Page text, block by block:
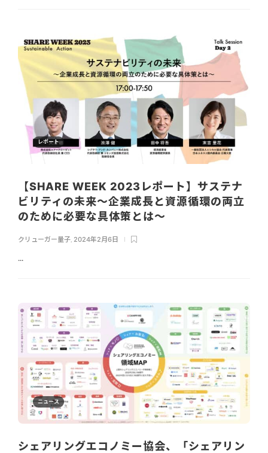
レポート
【SHARE WEEK 2023レポート】サステナ
ビリティの未来〜企業成長と資源循環の両立
のために必要な具体策とは〜
クリューガー量子, 2024年2月6日
...
ニュース
シェアリングエコノミー協会、「シェアリン